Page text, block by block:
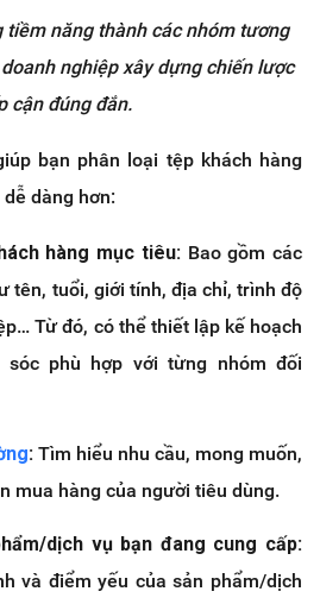
tiềm năng thành các nhóm tương
nghiệp xây dựng chiến lược
cận đúng đắn.
bạn phân loại tệp khách hàng
dàng hơn:
hàng mục tiêu: Bao gồm các
tên, tuổi, giới tính, địa chỉ, trình độ
Từ đó, có thể thiết lập kế hoạch
sóc phù hợp với từng nhóm đối
: Tìm hiểu nhu cầu, mong muốn,
mua hàng của người tiêu dùng.
dịch vụ bạn đang cung cấp:
và điểm yếu của sản phẩm/dịch